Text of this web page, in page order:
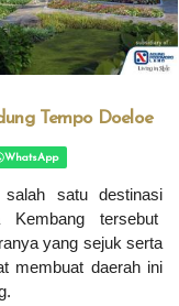
Tempo Doeloe
WhatsApp
satu destinasi
tersebut
yang sejuk serta
membuat daerah ini